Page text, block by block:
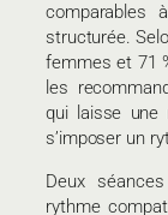
comparables
structurée.
femmes et 71
les
qui laisse une
s’imposer un
Deux
rythme